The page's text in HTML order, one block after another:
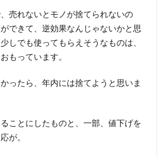
売れないとモノが捨てられないの
できて、逆効果なんじゃないかと思
しでも使ってもらえそうなものは、
もっています。
ったら、年内には捨てようと思いま
ことにしたものと、一部、値下げを
が。